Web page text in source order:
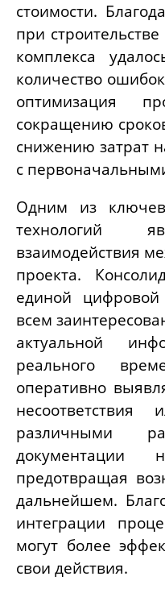
стоимости.
при
комплекса
количество
оптимизация
сокращению
снижению затрат
с
Одним из
технологий
взаимодействия
проекта.
единой
всем
актуальной
реального
оперативно
различными
документации
предотвращая
дальнейшем.
интеграции
могут более
свои действия.